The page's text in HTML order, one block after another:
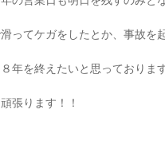
ってケガをしたとか、事故を
年を終えたいと思っております
張ります！！